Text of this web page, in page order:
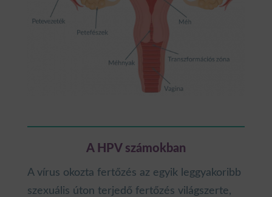
A HPV számokban
A vírus okozta fertőzés az egyik leggyakoribb
szexuális úton terjedő fertőzés világszerte,